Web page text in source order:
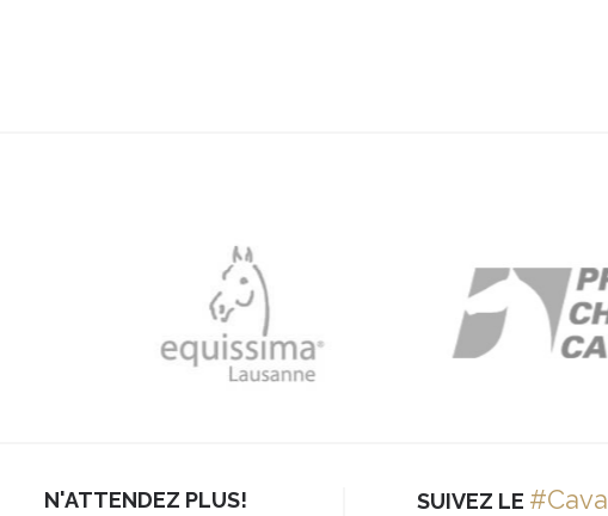
N'ATTENDEZ PLUS! SUIVEZ LE